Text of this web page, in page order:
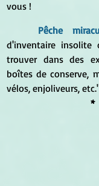
vous !
Pêche
d'inventaire
trouver dans des
boîtes de conserve,
vélos, enjoliveurs,
*